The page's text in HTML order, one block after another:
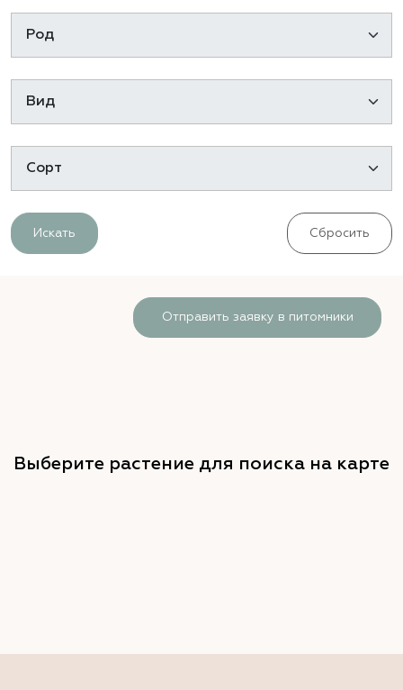
Искать Сбросить
Отправить заявку в питомники
Выберите растение для поиска на карте